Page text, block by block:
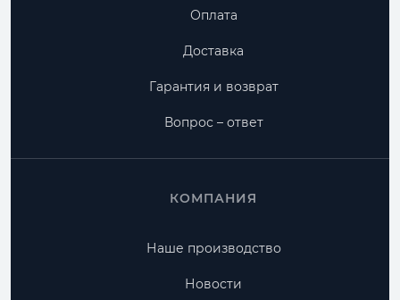
Оплата
Доставка
Гарантия и возврат
Вопрос – ответ
КОМПАНИЯ
Наше производство
Новости